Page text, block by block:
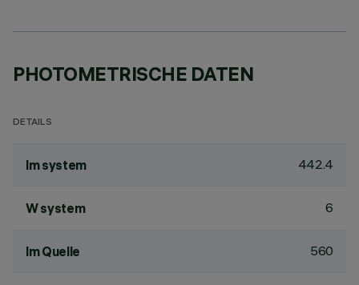
PHOTOMETRISCHE DATEN
DETAILS
lm system 442.4
W system 6
lm Quelle 560